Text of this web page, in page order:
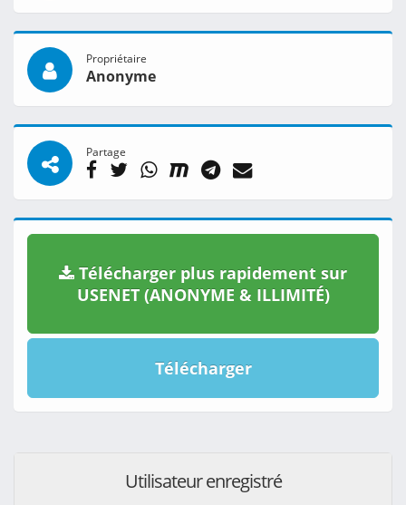
Propriétaire
Anonyme
Partage
Télécharger plus rapidement sur
USENET (ANONYME & ILLIMITÉ)
Télécharger
Utilisateur enregistré